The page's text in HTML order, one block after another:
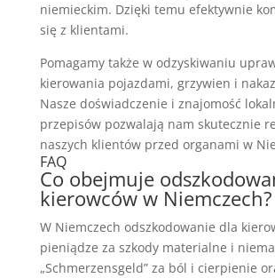
niemieckim. Dzięki temu efektywnie
się z klientami.
Pomagamy także w odzyskiwaniu
kierowania pojazdami, grzywien i
Nasze doświadczenie i znajomość
przepisów pozwalają nam skutecznie
naszych klientów przed organami w
FAQ
Co obejmuje
kierowców w Niemczech?
W Niemczech odszkodowanie dla
pieniądze za szkody materialne i
„Schmerzensgeld” za ból i cierpienie